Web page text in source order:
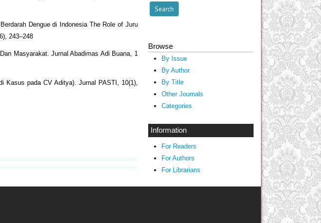
Browse
By Issue
By Author
By Title
Other Journals
Categories
Information
For Readers
For Authors
For Librarians
Dengue di Indonesia The Role of Juru
243–248
Masyarakat. Jurnal Abadimas Adi Buana, 1
Kasus pada CV Aditya). Jurnal PASTI, 10(1),